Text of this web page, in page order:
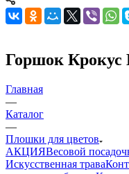
Горшок
Главная
—
Каталог
—
Плошки для цветов
АКЦИЯВесовой
Искусственная трава